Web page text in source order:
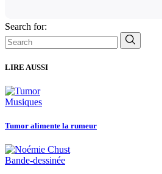
Search for:
LIRE AUSSI
Musiques
Tumor alimente la rumeur
Bande-dessinée